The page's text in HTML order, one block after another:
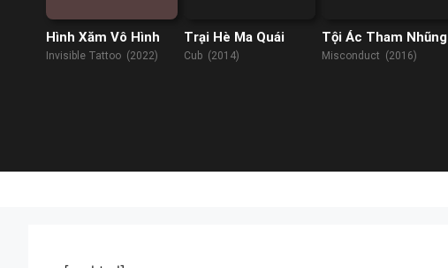
Hình Xăm Vô Hình
Invisible Tattoo (2022)
Trại Hè Ma Quái
Cub (2014)
Tội Ác Tham Nhũng
Misconduct (2016)